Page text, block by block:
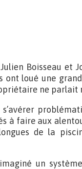
Boisseau et
ont loué une
ne parlait
à faire aux
de la
un